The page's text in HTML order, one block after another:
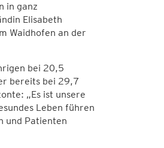
in ganz
Elisabeth
Waidhofen an der
bei 20,5
bereits bei 29,7
„Es ist unsere
Leben führen
und Patienten